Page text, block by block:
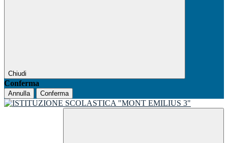
Chiudi
Conferma
Annulla Conferma